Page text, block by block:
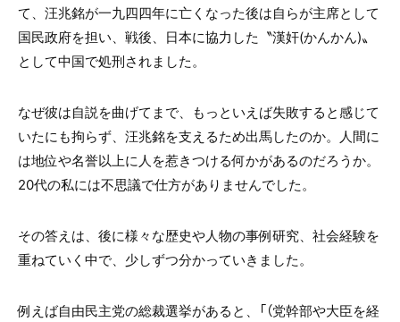
て、汪兆銘が一九四四年に亡くなった後は自らが主席として
国民政府を担い、戦後、日本に協力した〝漢奸(かんかん)〟
として中国で処刑されました。
なぜ彼は自説を曲げてまで、もっといえば失敗すると感じて
いたにも拘らず、汪兆銘を支えるため出馬したのか。人間に
は地位や名誉以上に人を惹きつける何かがあるのだろうか。
20代の私には不思議で仕方がありませんでした。
その答えは、後に様々な歴史や人物の事例研究、社会経験を
重ねていく中で、少しずつ分かっていきました。
例えば自由民主党の総裁選挙があると、「（党幹部や大臣を経